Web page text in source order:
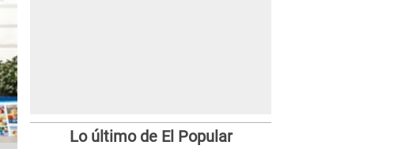
Lo último de El Popular